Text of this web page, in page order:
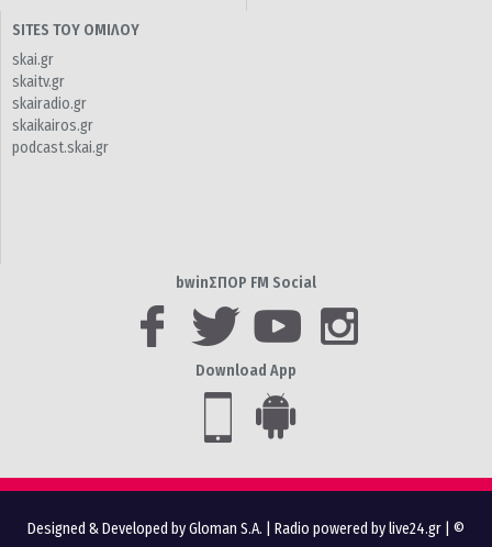
SITES ΤΟΥ ΟΜΙΛΟΥ
skai.gr
skaitv.gr
skairadio.gr
skaikairos.gr
podcast.skai.gr
bwinΣΠΟΡ FM Social
Download App
Designed & Developed by Gloman S.A. Radio powered by live24.gr | ©